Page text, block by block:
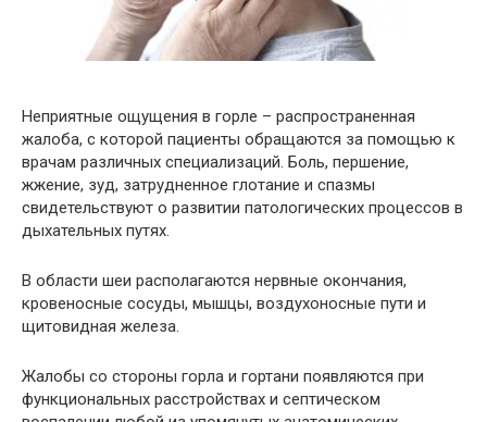
Неприятные ощущения в горле – распространенная
жалоба, с которой пациенты обращаются за помощью к
врачам различных специализаций. Боль, першение,
жжение, зуд, затрудненное глотание и спазмы
свидетельствуют о развитии патологических процессов в
дыхательных путях.
В области шеи располагаются нервные окончания,
кровеносные сосуды, мышцы, воздухоносные пути и
щитовидная железа.
Жалобы со стороны горла и гортани появляются при
функциональных расстройствах и септическом